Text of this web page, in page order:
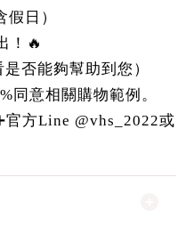
日）
！🔥
否能夠幫助到您）
同意相關購物範例。
官方Line @vhs_2022或